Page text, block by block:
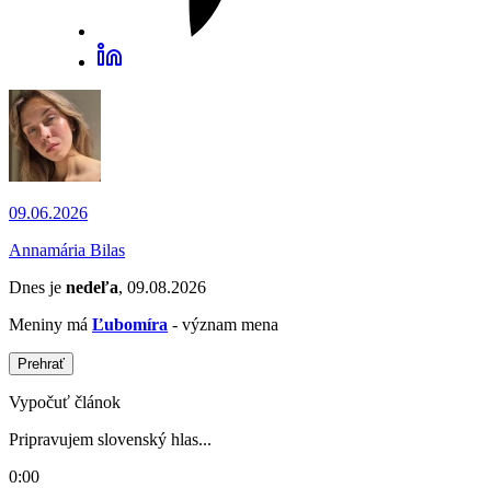
09.06.2026
Annamária Bilas
Dnes je nedeľa, 09.08.2026
Meniny má Ľubomíra - význam mena
Prehrať
Vypočuť článok
Pripravujem slovenský hlas...
0:00